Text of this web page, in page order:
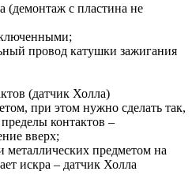
(демонтаж с пластина не
провод катушки зажигания
(датчик Холла)
при этом нужно сделать так,
контактов –
вверх;
металлических предметом на
искра – датчик Холла